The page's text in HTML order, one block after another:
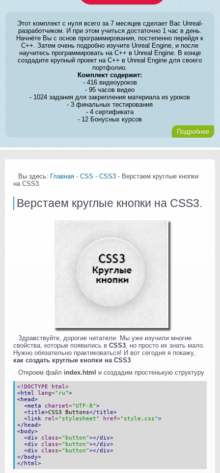
Этот комплект с нуля всего за 7 месяцев сделает Вас Unreal-
разработчиком. И при этом учиться достаточно 1 час в день.
Начнёте Вы с основ программирования, постепенно перейдя к
C++. Затем очень подробно изучите Unreal Engine, и после
научитесь программировать на C++ в Unreal Engine. В конце
создадите крупный проект на C++ в Unreal Engine для своего
портфолио.
Комплект содержит:
- 416 видеоуроков
- 95 часов видео
- 1024 задания для закрепления материала из уроков
- 3 финальных тестирования
- 4 сертификата
- 12 Бонусных курсов
Подробнее
Вы здесь: Главная - CSS - CSS3 - Верстаем круглые кнопки
на CSS3.
Верстаем круглые кнопки на CSS3.
Здравствуйте, дорогие читатели. Мы уже изучили многие
свойства, которые появились в CSS3 , но просто их знать мало.
Нужно обязательно практиковаться! И вот сегодня я покажу,
как создать круглые кнопки на CSS3
Откроем файл index.html и создадим простенькую структуру
<!DOCTYPE html>
<html
lang="ru">
<head>
<meta
charset="UTF-8">
<title>CSS3 Buttons</title>
<link
rel="stylesheet" href="style.css">
</head>
<body>
<div
class="button"></div>
<div
class="button"></div>
<div
class="button"></div>
</body>
</html>